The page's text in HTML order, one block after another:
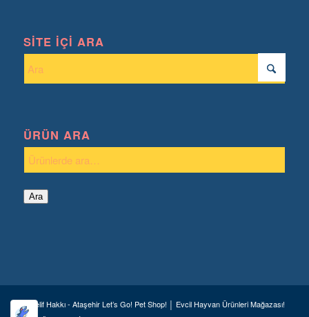
SITE İÇI ARA
ÜRÜN ARA
Ara
© Telif Hakkı - Ataşehir Let’s Go! Pet Shop! │ Evcil Hayvan Ürünleri Mağazası!